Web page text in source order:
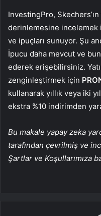
InvestingPro,
derinlemesine incelemek
ve ipuçları sunuyor. Şu
İpucu daha mevcut ve
ederek erişebilirsiniz.
zenginleştirmek için
kullanarak yıllık veya iki
ekstra %10 indirimden
Bu makale yapay zeka
tarafından çevrilmiş ve
Şartlar ve Koşullarımıza